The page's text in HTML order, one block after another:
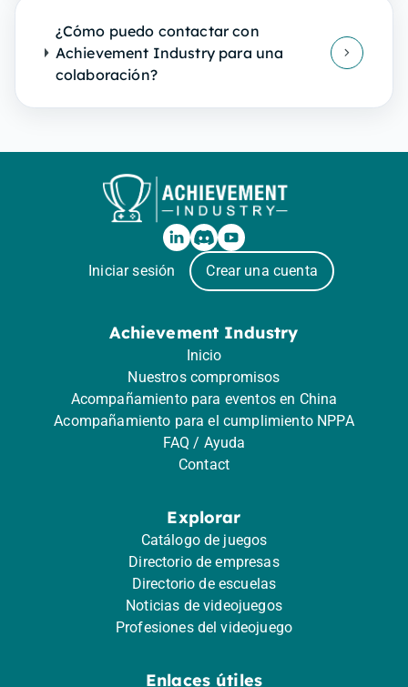
¿Cómo puedo contactar con
Achievement Industry para una
colaboración?
Iniciar sesión Crear una cuenta
Achievement Industry
Inicio
Nuestros compromisos
Acompañamiento para eventos en China
Acompañamiento para el cumplimiento NPPA
FAQ / Ayuda
Contact
Explorar
Catálogo de juegos
Directorio de empresas
Directorio de escuelas
Noticias de videojuegos
Profesiones del videojuego
Enlaces útiles